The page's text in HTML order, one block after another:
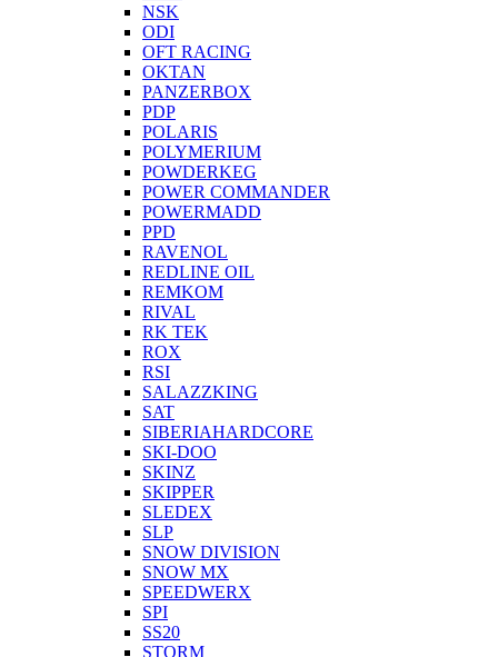
NSK
ODI
OFT RACING
OKTAN
PANZERBOX
PDP
POLARIS
POLYMERIUM
POWDERKEG
POWER COMMANDER
POWERMADD
PPD
RAVENOL
REDLINE OIL
REMKOM
RIVAL
RK TEK
ROX
RSI
SALAZZKING
SAT
SIBERIAHARDCORE
SKI-DOO
SKINZ
SKIPPER
SLEDEX
SLP
SNOW DIVISION
SNOW MX
SPEEDWERX
SPI
SS20
STORM